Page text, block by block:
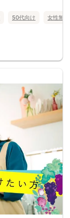
50代向け 女性無料